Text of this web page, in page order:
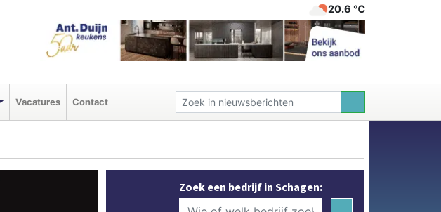
20.6 ℃
Vacatures Contact
Zoek een bedrijf in Schagen: